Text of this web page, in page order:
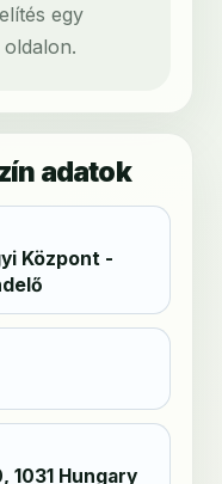
egy
adatok
Központ -
1031 Hungary